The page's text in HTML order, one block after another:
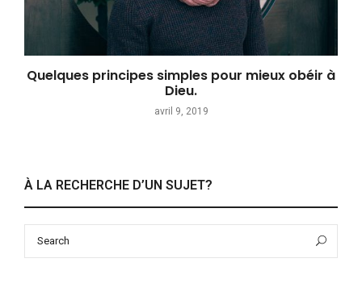
Quelques principes simples pour mieux obéir à
Dieu.
avril 9, 2019
À LA RECHERCHE D’UN SUJET?